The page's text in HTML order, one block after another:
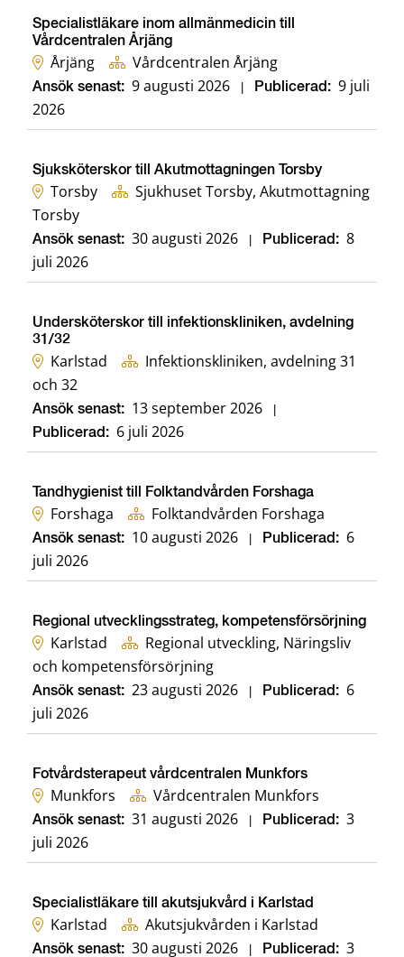
Specialistläkare inom allmänmedicin till
Vårdcentralen Årjäng
Årjäng Vårdcentralen Årjäng
Ansök senast: 9 augusti 2026 Publicerad: 9 juli
2026
Sjuksköterskor till Akutmottagningen Torsby
Torsby
Sjukhuset Torsby, Akutmottagning
Torsby
Ansök senast: 30 augusti 2026 Publicerad: 8
juli 2026
Undersköterskor till infektionskliniken, avdelning
31/32
Karlstad
Infektionskliniken, avdelning 31
och 32
Ansök senast: 13 september 2026
Publicerad: 6 juli 2026
Tandhygienist till Folktandvården Forshaga
Forshaga Folktandvården Forshaga
Ansök senast: 10 augusti 2026 Publicerad: 6
juli 2026
Regional utvecklingsstrateg, kompetensförsörjning
Karlstad
Regional utveckling, Näringsliv
och kompetensförsörjning
Ansök senast: 23 augusti 2026 Publicerad: 6
juli 2026
Fotvårdsterapeut vårdcentralen Munkfors
Munkfors Vårdcentralen Munkfors
Ansök senast: 31 augusti 2026 Publicerad: 3
juli 2026
Specialistläkare till akutsjukvård i Karlstad
Karlstad Akutsjukvården i Karlstad
Ansök senast: 30 augusti 2026 Publicerad: 3